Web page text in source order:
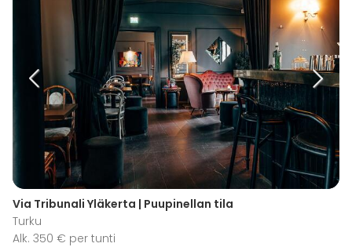
Via Tribunali Yläkerta | Puupinellan tila
Turku
Alk. 350 € per tunti